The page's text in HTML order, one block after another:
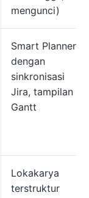
mengunci)
Smart Planner
dengan
sinkronisasi
Jira, tampilan
Gantt
Lokakarya
terstruktur